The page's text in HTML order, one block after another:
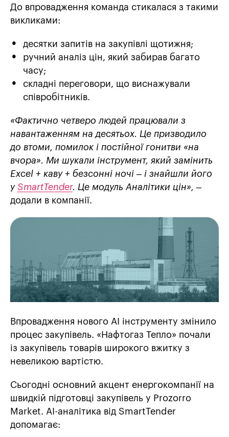
До впровадження команда стикалася з такими
викликами:
десятки запитів на закупівлі щотижня;
ручний аналіз цін, який забирав багато
часу;
складні переговори, що виснажували
співробітників.
«Фактично четверо людей працювали з
навантаженням на десятьох. Це призводило
до втоми, помилок і постійної гонитви «на
вчора». Ми шукали інструмент, який замінить
Excel + каву + безсонні ночі – і знайшли його
у SmartTender. Це модуль Аналітики цін», –
додали в компанії.
Впровадження нового AI інструменту змінило
процес закупівель. «Нафтогаз Тепло» почали
із закупівель товарів широкого вжитку з
невеликою вартістю.
Сьогодні основний акцент енергокомпанії на
швидкій підготовці закупівель у Prozorro
Market. АI-аналітика від SmartTender
допомагає: